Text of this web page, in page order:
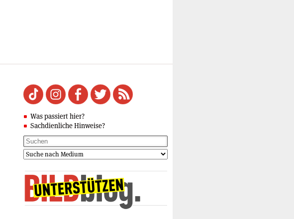
Was passiert hier?
Sachdienliche Hinweise?